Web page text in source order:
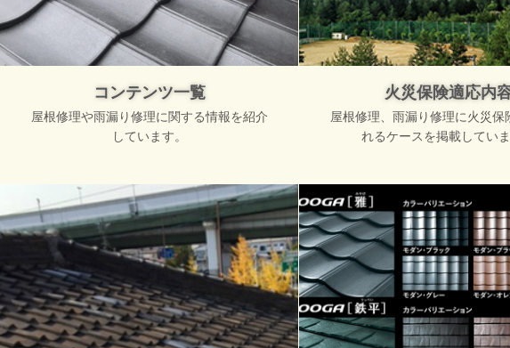
コンテンツ一覧
屋根修理や雨漏り修理に関する情報を紹介
しています。
火災保険適応内
屋根修理、雨漏り修理に火災保
れるケースを掲載していま